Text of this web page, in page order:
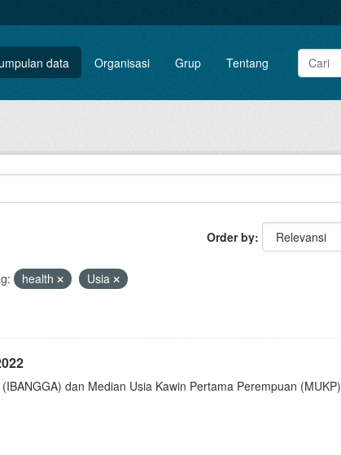
data Organisasi Grup Tentang
Order by
health
Usia
dan Median Usia Kawin Pertama Perempuan (MUKP)